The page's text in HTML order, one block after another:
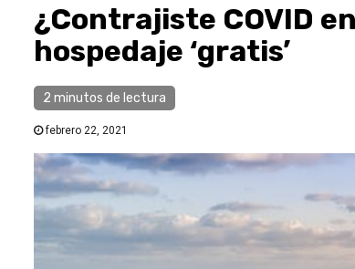
¿Contrajiste COVID
hospedaje ‘gratis’
2 minutos de lectura
febrero 22, 2021